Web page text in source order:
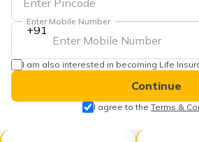
+91
Enter Mobile Number
I am also interested in becoming Life
Continue
I agree to the Terms &